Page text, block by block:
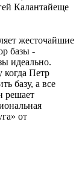
Калантайеще
жесточайшие
базы -
идеально.
когда Петр
базу, а все
решает
от